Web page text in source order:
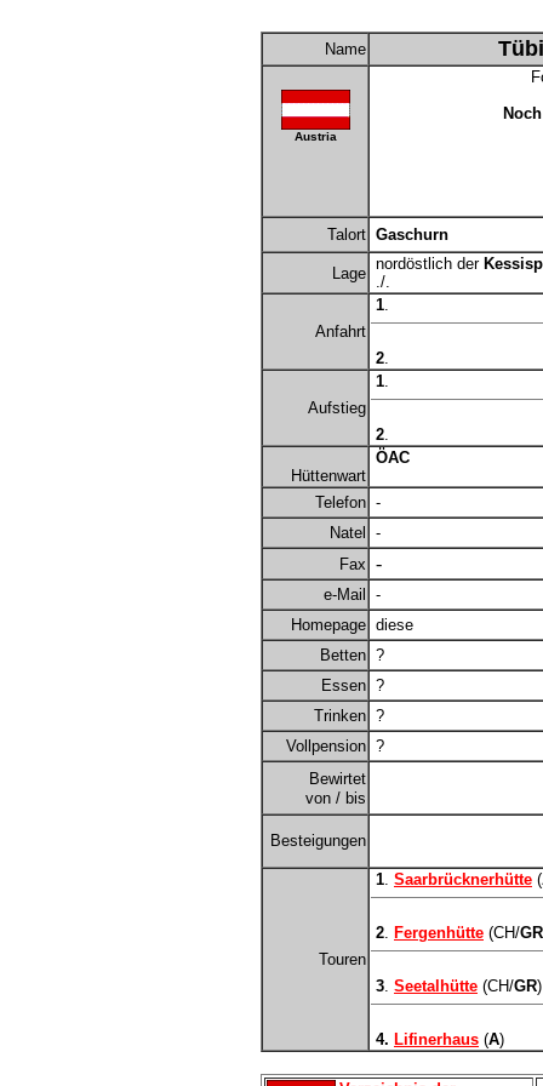
Name
Austria
Talort Gaschurn
Lage
nordöstlich der
./.
Anfahrt
1.
2.
Aufstieg
1.
2.
Hüttenwart
ÖAC
Telefon -
Natel
-
Fax -
e-Mail
-
Homepage diese
Betten ?
Essen ?
Trinken ?
Vollpension ?
Bewirtet
von / bis
Besteigungen
Touren
1. Saarbrücknerhütte (
2. Fergenhütte (CH/GR
3. Seetalhütte (CH/GR)
4. Lifinerhaus (A)